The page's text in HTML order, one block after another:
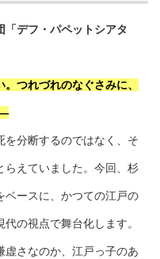
「デフ・パペットシアタ
つれづれのなぐさみに、
―
を分断するのではなく、そ
らえていました。今回、杉
ベースに、かつての江戸の
の視点で舞台化します。
虚さなのか、江戸っ子のあ